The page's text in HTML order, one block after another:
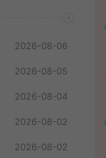
2026-08-06
2026-08-05
2026-08-04
2026-08-02
2026-08-02